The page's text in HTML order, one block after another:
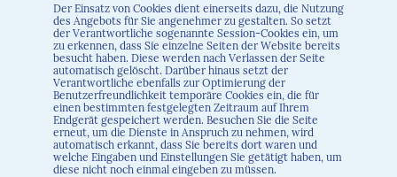
Der Einsatz von Cookies dient einerseits dazu, die Nutzung
des Angebots für Sie angenehmer zu gestalten. So setzt
der Verantwortliche sogenannte Session-Cookies ein, um
zu erkennen, dass Sie einzelne Seiten der Website bereits
besucht haben. Diese werden nach Verlassen der Seite
automatisch gelöscht. Darüber hinaus setzt der
Verantwortliche ebenfalls zur Optimierung der
Benutzerfreundlichkeit temporäre Cookies ein, die für
einen bestimmten festgelegten Zeitraum auf Ihrem
Endgerät gespeichert werden. Besuchen Sie die Seite
erneut, um die Dienste in Anspruch zu nehmen, wird
automatisch erkannt, dass Sie bereits dort waren und
welche Eingaben und Einstellungen Sie getätigt haben, um
diese nicht noch einmal eingeben zu müssen.